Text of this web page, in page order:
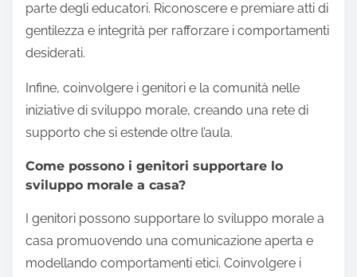
parte degli educatori. Riconoscere e premiare atti di
gentilezza e integrità per rafforzare i comportamenti
desiderati.
Infine, coinvolgere i genitori e la comunità nelle
iniziative di sviluppo morale, creando una rete di
supporto che si estende oltre l’aula.
Come possono i genitori supportare lo
sviluppo morale a casa?
I genitori possono supportare lo sviluppo morale a
casa promuovendo una comunicazione aperta e
modellando comportamenti etici. Coinvolgere i